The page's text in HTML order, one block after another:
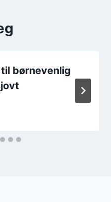
børnevenlig